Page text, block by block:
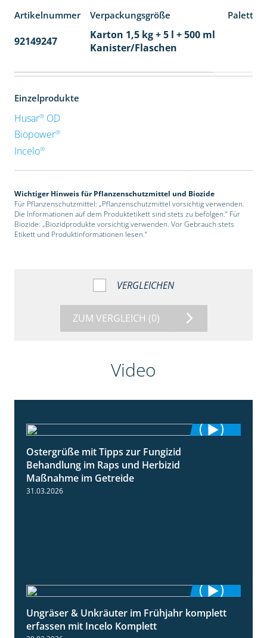
Artikelnummer Verpackungsgröße
92149247
Karton 1,5 kg + 5 l + 500 ml
Kanister/Flaschen
Einzelprodukte
Husar®OD
Biopower®
Incelo®
Wichtiger Hinweis für Pflanzenschutzmittel und Biozide
Für Pflanzenschutzmittel: „Pflanzenschutzmittel vorsichtig verwenden.
Die Informationen auf dem Produktetikett sind stets zu befolgen.“ Für
Biozide: „Biozidprodukte vorsichtig verwenden. Vor Gebrauch stets
Etikett und Produktinformationen lesen.“
VERGLEICHEN
ZUM VERGLEICH (0)
Video
Ostergrüße mit Tipps zur Fungizid
Behandlung im Raps und Herbizid
Maßnahme im Getreide
31.03.2026
3:10
Ungräser & Unkräuter im Frühjahr komplett
erfassen mit Incelo Komplett